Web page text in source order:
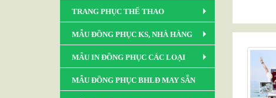
TRANG PHỤC THỂ THAO
MẪU ĐỒNG PHỤC KS, NHÀ HÀNG
MẪU IN ĐỒNG PHỤC CÁC LOẠI
MẪU ĐỒNG PHỤC BHLĐ MAY SẴN